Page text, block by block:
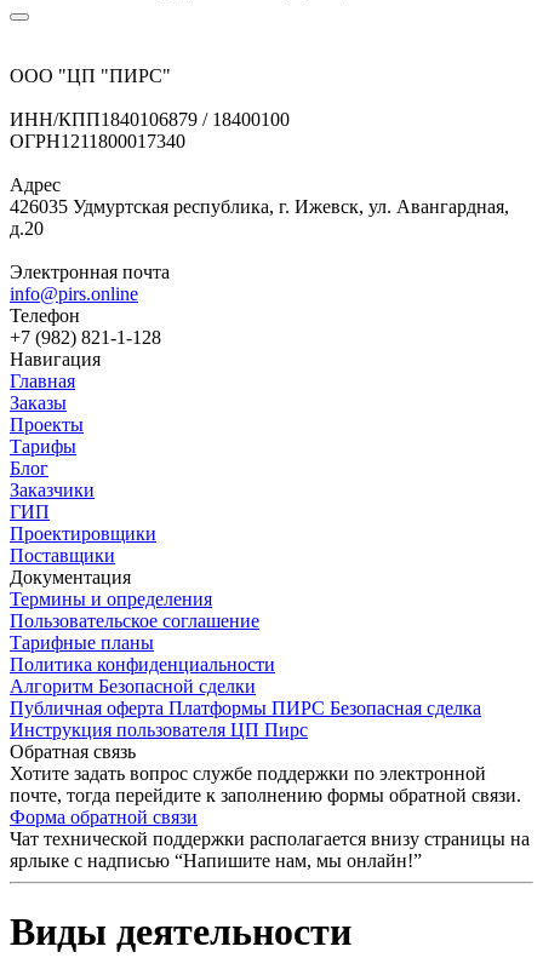
ООО "ЦП "ПИРС"
ИНН/КПП1840106879 / 18400100
ОГРН1211800017340
Адрес
426035 Удмуртская республика, г. Ижевск, ул. Авангардная,
д.20
Электронная почта
info@pirs.online
Телефон
+7 (982) 821-1-128
Навигация
Главная
Заказы
Проекты
Тарифы
Блог
Заказчики
ГИП
Проектировщики
Поставщики
Документация
Термины и определения
Пользовательское соглашение
Тарифные планы
Политика конфиденциальности
Алгоритм Безопасной сделки
Публичная оферта Платформы ПИРС Безопасная сделка
Инструкция пользователя ЦП Пирс
Обратная связь
Хотите задать вопрос службе поддержки по электронной
почте, тогда перейдите к заполнению формы обратной связи.
Форма обратной связи
Чат технической поддержки располагается внизу страницы на
ярлыке с надписью “Напишите нам, мы онлайн!”
Виды деятельности